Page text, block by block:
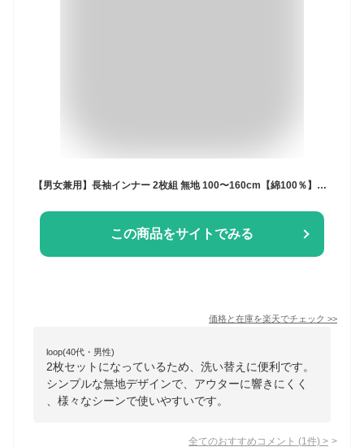
【男女兼用】長袖インナー 2枚組 無地 100〜160cm【綿100％】【オーガニックコットン】 男の子 男児 メンズ 女の子 女児 レディース 肌に優しい はだふれ 100 110 120 130 140 150 160
この商品をサイトでみる
価格と在庫を楽天でチェック >>
loop(40代・男性)
2枚セットになっているため、洗い替えに便利です。
シンプルな無地デザインで、アウターに響きにくく
、様々なシーンで使いやすいです。
全てのおすすめコメント (1 件) >